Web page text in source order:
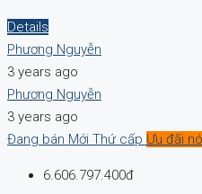
Details
Phương Nguyễn
3 years ago
Phương Nguyễn
3 years ago
Đang bán Mới Thứ cấp Ưu đãi
6.606.797.400đ